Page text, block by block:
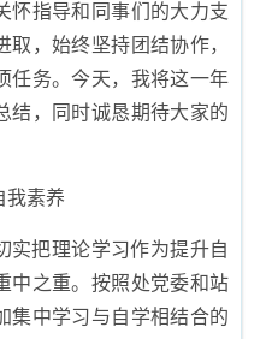
怀指导和同事们的大力支
，始终坚持团结协作，
任务。今天，我将这一年
结，同时诚恳期待大家的
我素养
实把理论学习作为提升自
中之重。按照处党委和站
集中学习与自学相结合的